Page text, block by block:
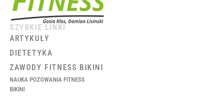
SZYBKIE LINKI
ARTYKUŁY
DIETETYKA
ZAWODY FITNESS BIKINI
NAUKA POZOWANIA FITNESS
BIKINI